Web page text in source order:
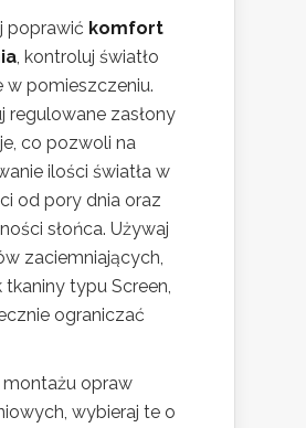
poprawić komfort
, kontroluj światło
w pomieszczeniu.
regulowane zasłony
co pozwoli na
ilości światła w
od pory dnia oraz
słońca. Używaj
zaciemniających,
tkaniny typu Screen,
ograniczać
opraw
wybieraj te o